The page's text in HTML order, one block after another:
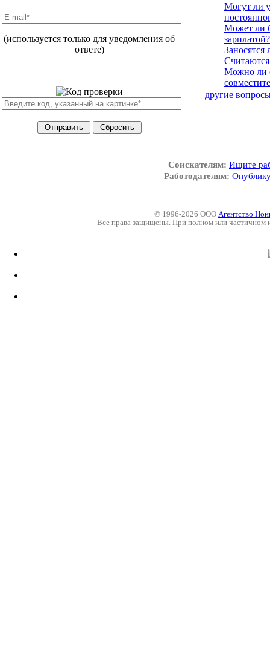
(используется только для уведомления об
ответе)
Могут ли
Может ли
зарплатой?
Можно ли
другие
Соискателям: Ищите
Работодателям:
© 1996-2026 ООО Агентство
Все права защищены. При полном или частичном